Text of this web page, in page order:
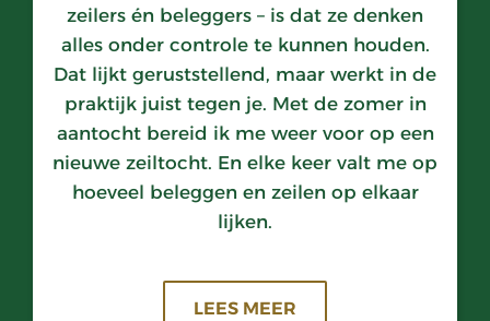
zeilers én beleggers – is dat ze denken
alles onder controle te kunnen houden.
Dat lijkt geruststellend, maar werkt in de
praktijk juist tegen je. Met de zomer in
aantocht bereid ik me weer voor op een
nieuwe zeiltocht. En elke keer valt me op
hoeveel beleggen en zeilen op elkaar
lijken.
LEES MEER